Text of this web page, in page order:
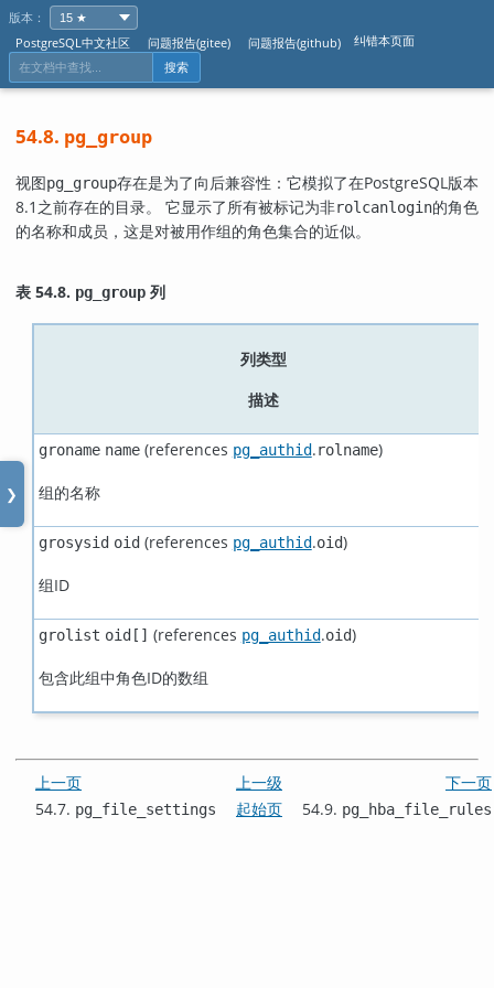
版本：
PostgreSQL中文社区
问题报告(gitee) 问题报告(github) 纠错本页面
搜索
❯
54.8. pg_group
视图pg_group存在是为了向后兼容性：它模拟了在PostgreSQL版本
8.1之前存在的目录。 它显示了所有被标记为非rolcanlogin的角色
的名称和成员，这是对被用作组的角色集合的近似。
表 54.8. pg_group 列
列类型
描述
groname name(references pg_authid.rolname)
组的名称
grosysid oid(references pg_authid.oid)
组ID
grolist oid[] (references pg_authid.oid)
包含此组中角色ID的数组
上一页 上一级
下一页
54.7. pg_file_settings 起始页 54.9. pg_hba_file_rules